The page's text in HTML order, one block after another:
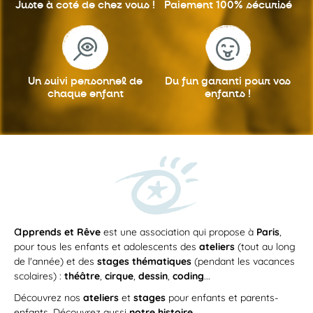
Vive les Petits Chefs!
En compagnie de Cécile, qui en plus de
transmettre sa passion pour la cuisine,...
ATELIER
Juste à coté de chez vous ! Paiement 100% sécurisé
Un suivi personnel de
chaque enfant
Du fun garanti pour vos
enfants !
apprends et Rêve est une association qui propose à Paris,
pour tous les enfants et adolescents des ateliers (tout au long
de l'année) et des stages thématiques (pendant les vacances
scolaires) : théâtre, cirque, dessin, coding...
Découvrez nos ateliers et stages pour enfants et parents-